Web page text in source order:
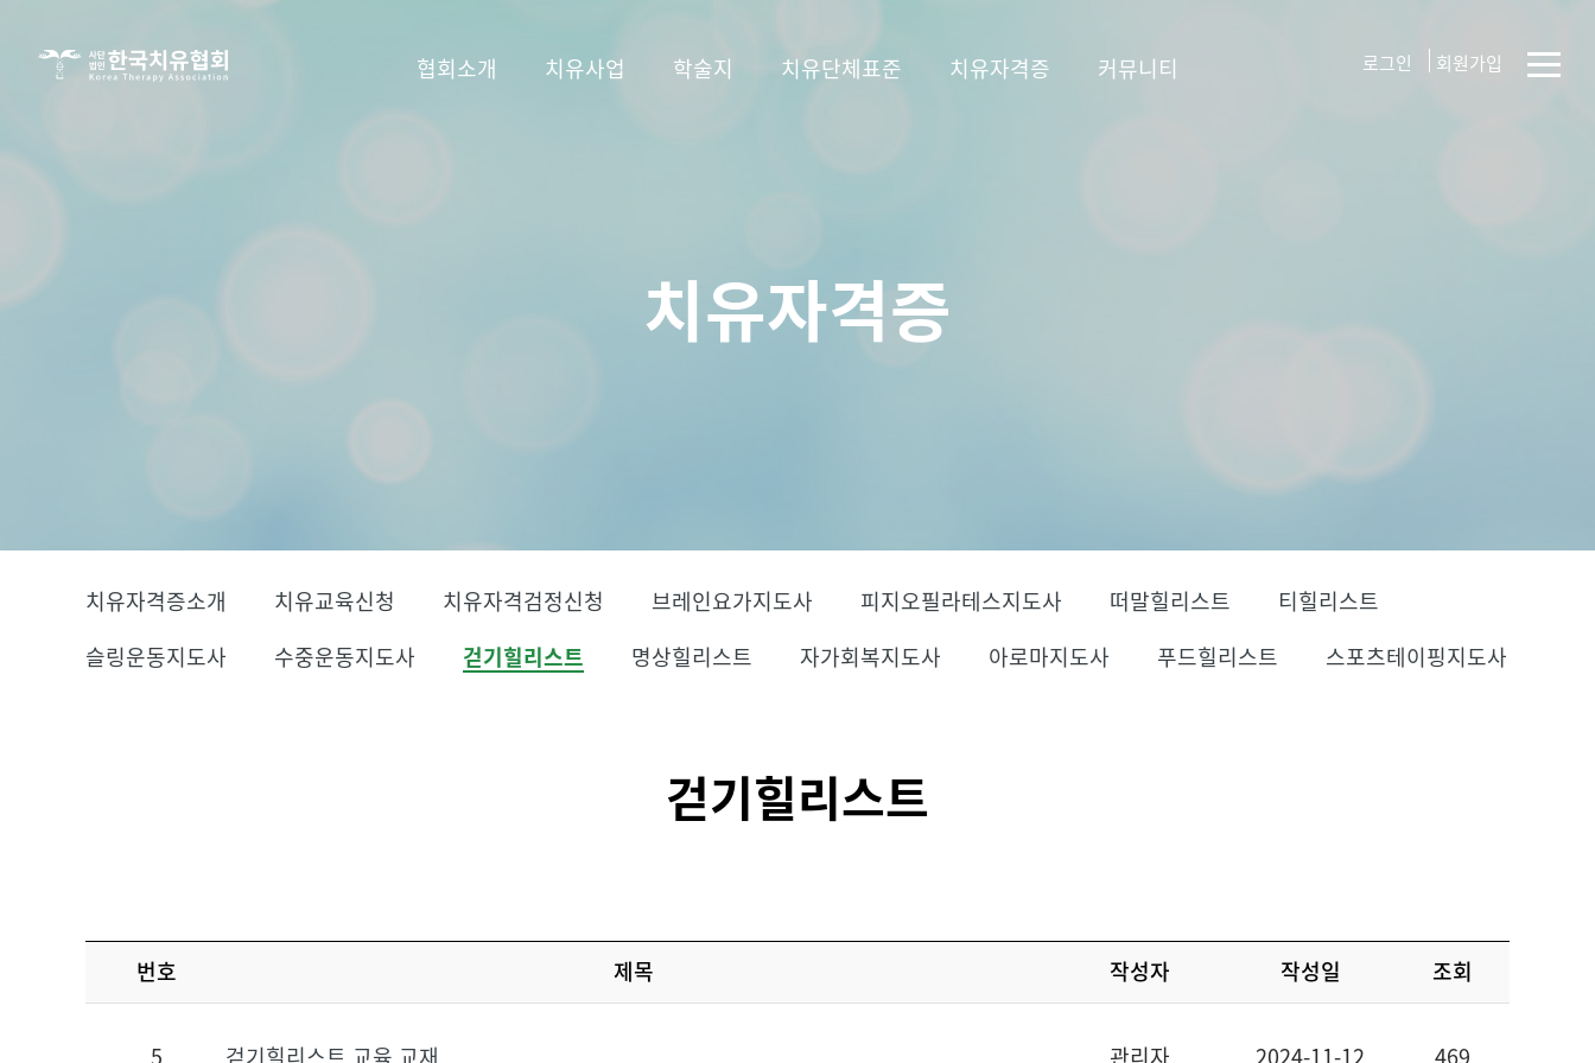
사단법인
협회소개 치유사업 학술지 치유단체표준 치유자격증 커뮤니티 로그인 회원가입
치유자격증
치유자격증소개 치유교육신청 치유자격검정신청 브레인요가지도사 피지오필라테스지도사 떠말힐리스트 티힐리스트
슬링운동지도사 수중운동지도사 걷기힐리스트 명상힐리스트 자가회복지도사 아로마지도사 푸드힐리스트 스포츠테이핑지도사
걷기힐리스트
번호 제목 작성자 작성일 조회
5 걷기힐리스트 교육 교재 관리자 2024-11-12 469